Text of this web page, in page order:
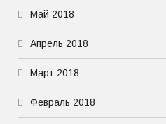
Май 2018
Апрель 2018
Март 2018
Февраль 2018